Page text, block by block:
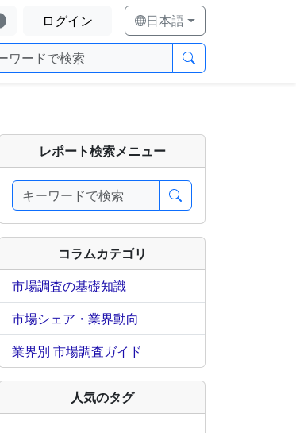
ログイン 日本語
レポート検索メニュー
コラムカテゴリ
市場調査の基礎知識
市場シェア・業界動向
業界別 市場調査ガイド
人気のタグ